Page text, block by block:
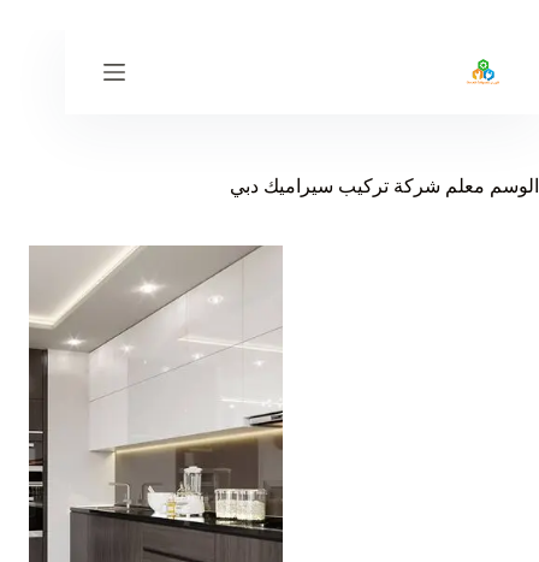
المحتوى
الوسم معلم شركة تركيب سيراميك دبي